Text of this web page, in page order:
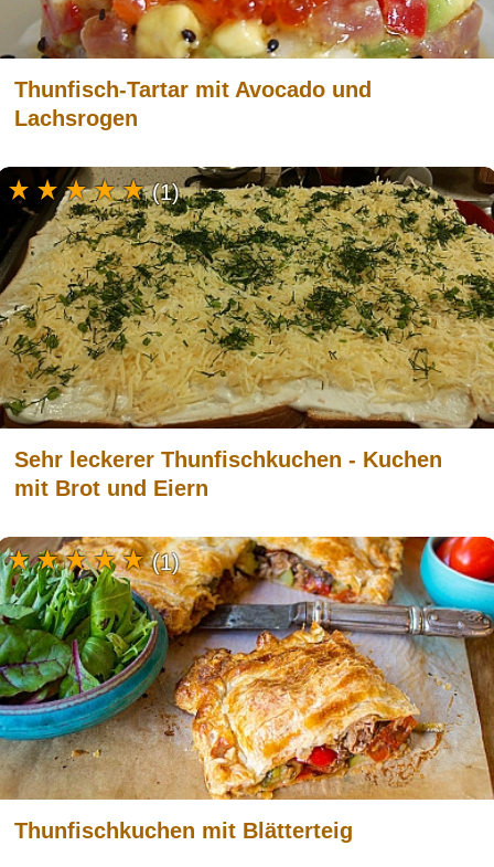
Thunfisch-Tartar mit Avocado und
Lachsrogen
Sehr leckerer Thunfischkuchen - Kuchen
mit Brot und Eiern
(1)
Thunfischkuchen mit Blätterteig
(1)